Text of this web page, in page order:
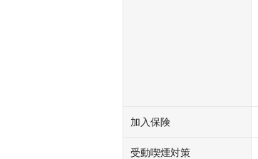
加入保険
受動喫煙対策